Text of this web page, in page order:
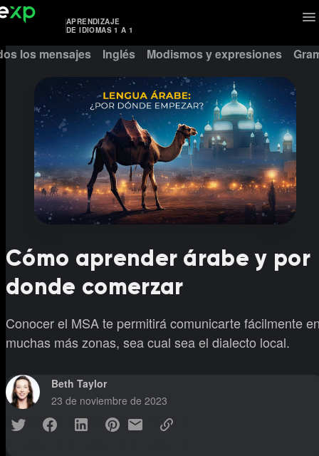
APRENDIZAJE
DE IDIOMAS 1 A 1
los mensajes Inglés Modismos y expresiones
Cómo aprender árabe y por
donde comerzar
Conocer el MSA te permitirá comunicarte fácilmente
muchas más zonas, sea cual sea el dialecto local.
Beth Taylor
23 de noviembre de 2023